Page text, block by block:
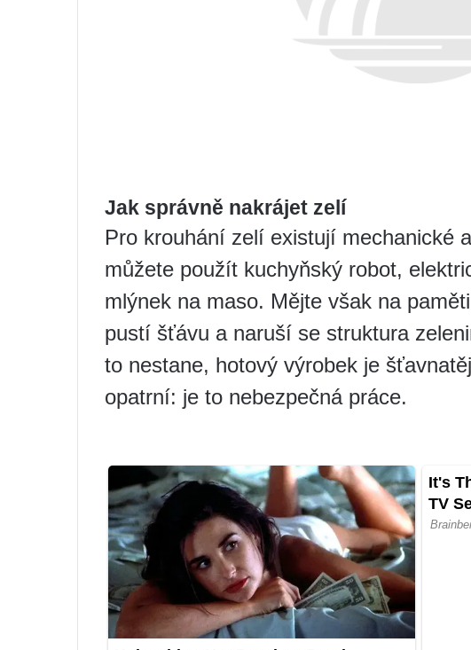
Jak správně nakrájet zelí
Pro krouhání zelí existují mechanické
můžete použít kuchyňský robot,
mlýnek na maso. Mějte však na
pustí šťávu a naruší se struktura
to nestane, hotový výrobek je
opatrní: je to nebezpečná práce.